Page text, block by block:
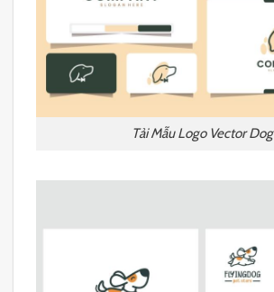
Tải Mẫu Logo Vector Dog